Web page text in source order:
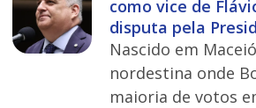
como vice de
disputa pela
Nascido em
nordestina onde
maioria de votos